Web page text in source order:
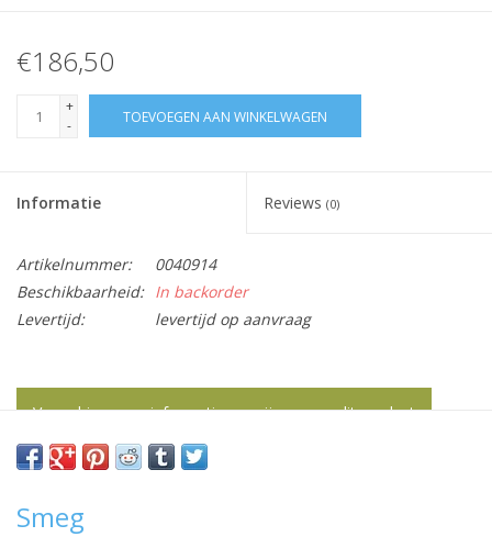
€186,50
+
-
TOEVOEGEN AAN WINKELWAGEN
Informatie Reviews (0)
Artikelnummer:
0040914
Beschikbaarheid: In backorder
Levertijd:
levertijd op aanvraag
Vraag hier meer informatie en prijzen over dit product
Smeg